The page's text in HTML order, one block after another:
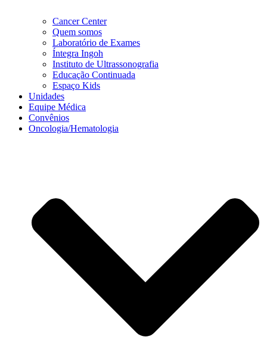
Cancer Center
Quem somos
Laboratório de Exames
Íntegra Ingoh
Instituto de Ultrassonografia
Educação Continuada
Espaço Kids
Unidades
Equipe Médica
Convênios
Oncologia/Hematologia